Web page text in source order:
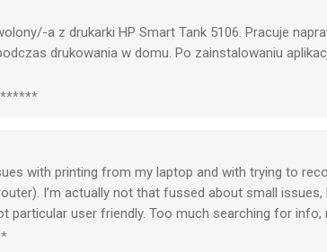
a z drukarki HP Smart Tank 5106. Pracuje
drukowania w domu. Po zainstalowaniu
i bez żadnych problemów. Wszystkie kroki są
czemu nawet osoba, która nie ma
prostotę, wygodę i bezproblemową konfigurację.
with printing from my laptop and with trying to
I’m actually not that fussed about small
particular user friendly. Too much searching for info,